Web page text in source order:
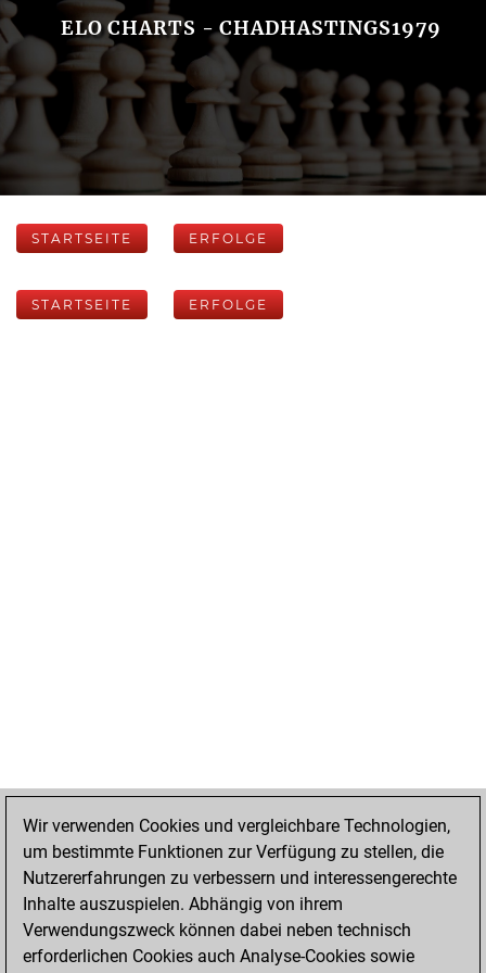
ELO CHARTS - CHADHASTINGS1979
STARTSEITE ERFOLGE
STARTSEITE ERFOLGE
Wir verwenden Cookies und vergleichbare Technologien,
um bestimmte Funktionen zur Verfügung zu stellen, die
Nutzererfahrungen zu verbessern und interessengerechte
Inhalte auszuspielen. Abhängig von ihrem
Verwendungszweck können dabei neben technisch
erforderlichen Cookies auch Analyse-Cookies sowie